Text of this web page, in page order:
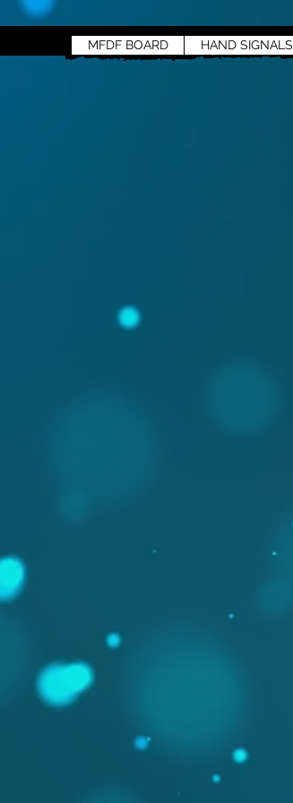
MFDF BOARD HAND SIGNALS